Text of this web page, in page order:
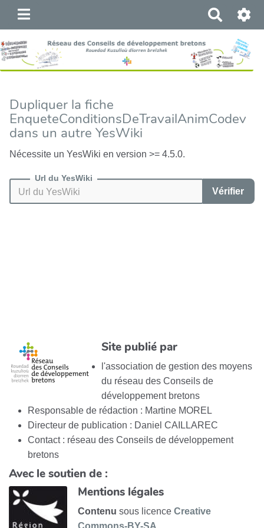
e
h
e
h
e
Dupliquer la fiche
EnqueteConditionsDeTravailAnimCodev
dans un autre YesWiki
Nécessite un YesWiki en version >= 4.5.0.
Url du YesWiki
Vérifier
Site publié par
l'association de gestion des moyens
du réseau des Conseils de
développement bretons
Responsable de rédaction : Martine MOREL
Directeur de publication : Daniel CAILLAREC
Contact : réseau des Conseils de développement
bretons
Avec le soutien de :
Mentions légales
Contenu sous licence Creative